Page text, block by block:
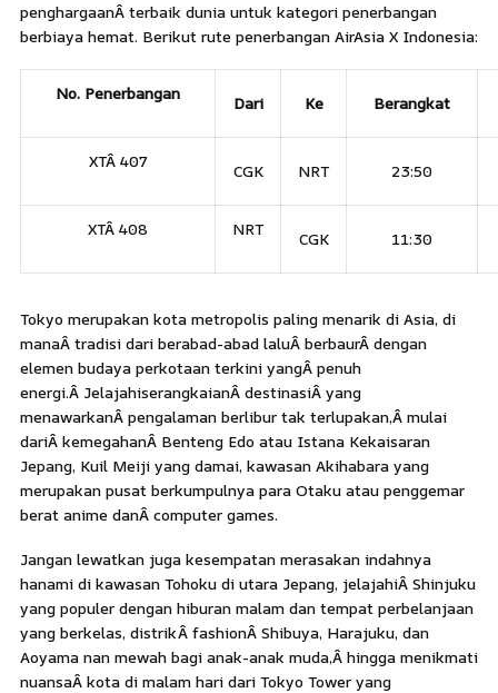
penghargaanÂ terbaik dunia untuk kategori penerbangan
berbiaya hemat. Berikut rute penerbangan AirAsia X Indonesia:
No. Penerbangan Dari Ke Berangkat
XTÂ 407 CGK NRT 23:50
XTÂ 408 NRT CGK 11:30
Tokyo merupakan kota metropolis paling menarik di Asia, di
manaÂ tradisi dari berabad-abad laluÂ berbaurÂ dengan
elemen budaya perkotaan terkini yangÂ penuh
energi.Â JelajahiserangkaianÂ destinasiÂ yang
menawarkanÂ pengalaman berlibur tak terlupakan,Â mulai
dariÂ kemegahanÂ Benteng Edo atau Istana Kekaisaran
Jepang, Kuil Meiji yang damai, kawasan Akihabara yang
merupakan pusat berkumpulnya para Otaku atau penggemar
berat anime danÂ computer games.
Jangan lewatkan juga kesempatan merasakan indahnya
hanami di kawasan Tohoku di utara Jepang, jelajahiÂ Shinjuku
yang populer dengan hiburan malam dan tempat perbelanjaan
yang berkelas, distrikÂ fashionÂ Shibuya, Harajuku, dan
Aoyama nan mewah bagi anak-anak muda,Â hingga menikmati
nuansaÂ kota di malam hari dari Tokyo Tower yang